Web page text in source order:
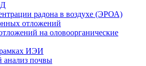
радона в воздухе (ЭРОА)
отложений
на оловоорганические
ИЭИ
анализ почвы